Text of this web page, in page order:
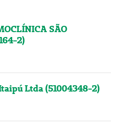
SÃO
2)
Ltda (51004348-2)